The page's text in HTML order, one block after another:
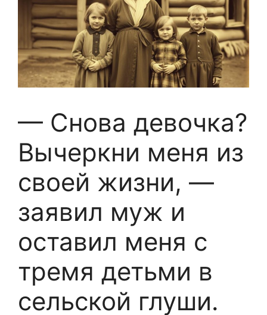
— Снова девочка?
Вычеркни меня из
своей жизни, —
заявил муж и
оставил меня с
тремя детьми в
сельской глуши.